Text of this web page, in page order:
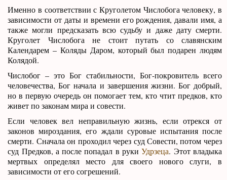
Именно в соответствии с Круголетом Числобога человеку, в
зависимости от даты и времени его рождения, давали имя, а
также могли предсказать всю судьбу и даже дату смерти.
Круголет Числобога не стоит путать со славянским
Календарем – Коляды Даром, который был подарен людям
Колядой.
Числобог – это Бог стабильности, Бог-покровитель всего
человечества, Бог начала и завершения жизни. Бог добрый,
но в первую очередь он помогает тем, кто чтит предков, кто
живет по законам мира и совести.
Если человек вел неправильную жизнь, если отрекся от
законов мироздания, его ждали суровые испытания после
смерти. Сначала он проходил через суд Совести, потом через
суд Предков, а после попадал в рукиУдрзеца. Этот владыка
мертвых определял место для своего нового слуги, в
зависимости от его согрешений.